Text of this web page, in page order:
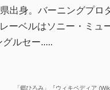
出身。バーニングプロ
ーベルはソニー・ミュ
グルセー
「郷ひろみ」『ウィキペディア